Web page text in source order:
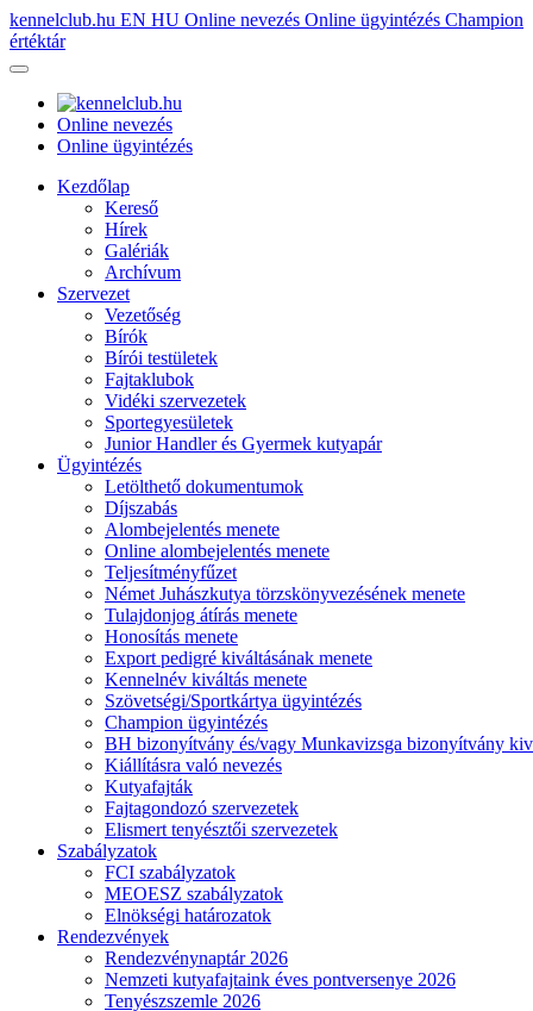
kennelclub.hu EN HU Online nevezés Online ügyintézés Champion
értéktár
Online nevezés
Online ügyintézés
Kezdőlap
Kereső
Hírek
Galériák
Archívum
Szervezet
Vezetőség
Bírók
Bírói testületek
Fajtaklubok
Vidéki szervezetek
Sportegyesületek
Junior Handler és Gyermek kutyapár
Ügyintézés
Letölthető dokumentumok
Díjszabás
Alombejelentés menete
Online alombejelentés menete
Teljesítményfűzet
Német Juhászkutya törzskönyvezésének menete
Tulajdonjog átírás menete
Honosítás menete
Export pedigré kiváltásának menete
Kennelnév kiváltás menete
Szövetségi/Sportkártya ügyintézés
Champion ügyintézés
BH bizonyítvány és/vagy Munkavizsga bizonyítvány
Kiállításra való nevezés
Kutyafajták
Fajtagondozó szervezetek
Elismert tenyésztői szervezetek
Szabályzatok
FCI szabályzatok
MEOESZ szabályzatok
Elnökségi határozatok
Rendezvények
Rendezvénynaptár 2026
Nemzeti kutyafajtaink éves pontversenye 2026
Tenyészszemle 2026